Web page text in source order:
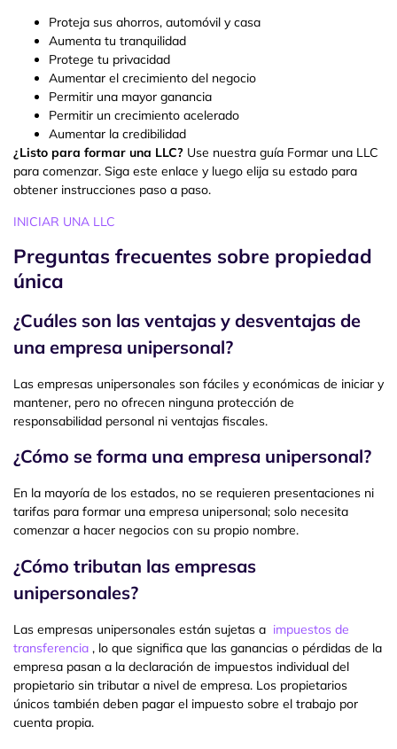
Proteja sus ahorros, automóvil y casa
Aumenta tu tranquilidad
Protege tu privacidad
Aumentar el crecimiento del negocio
Permitir una mayor ganancia
Permitir un crecimiento acelerado
Aumentar la credibilidad
¿Listo para formar una LLC? Use nuestra guía Formar una LLC
para comenzar. Siga este enlace y luego elija su estado para
obtener instrucciones paso a paso.
INICIAR UNA LLC
Preguntas frecuentes sobre propiedad
única
¿Cuáles son las ventajas y desventajas de
una empresa unipersonal?
Las empresas unipersonales son fáciles y económicas de iniciar y
mantener, pero no ofrecen ninguna protección de
responsabilidad personal ni ventajas fiscales.
¿Cómo se forma una empresa unipersonal?
En la mayoría de los estados, no se requieren presentaciones ni
tarifas para formar una empresa unipersonal; solo necesita
comenzar a hacer negocios con su propio nombre.
¿Cómo tributan las empresas
unipersonales?
Las empresas unipersonales están sujetas a impuestos de
transferencia , lo que significa que las ganancias o pérdidas de la
empresa pasan a la declaración de impuestos individual del
propietario sin tributar a nivel de empresa. Los propietarios
únicos también deben pagar el impuesto sobre el trabajo por
cuenta propia.